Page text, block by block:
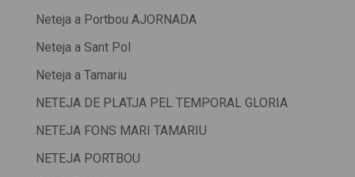
Neteja a Portbou AJORNADA
Neteja a Sant Pol
Neteja a Tamariu
NETEJA DE PLATJA PEL TEMPORAL GLORIA
NETEJA FONS MARI TAMARIU
NETEJA PORTBOU